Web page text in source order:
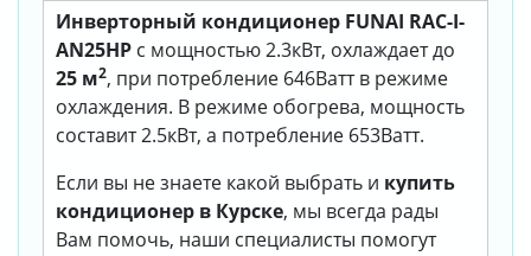
Инверторный кондиционер FUNAI RAC-I-
AN25HP с мощностью 2.3кВт, охлаждает до
25 м2, при потребление 646Ватт в режиме
охлаждения. В режиме обогрева, мощность
составит 2.5кВт, а потребление 653Ватт.
Если вы не знаете какой выбрать и купить
кондиционер в Курске, мы всегда рады
Вам помочь, наши специалисты помогут